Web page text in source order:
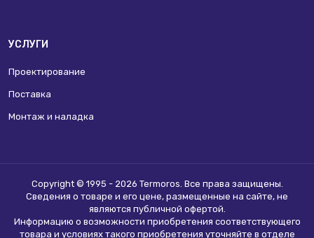
УСЛУГИ
Проектирование
Поставка
Монтаж и наладка
Copyright © 1995 - 2026 Termoros. Все права защищены.
Сведения о товаре и его цене, размещенные на сайте, не
являются публичной офертой.
Информацию о возможности приобретения соответствующего
товара и условиях такого приобретения уточняйте в отделе